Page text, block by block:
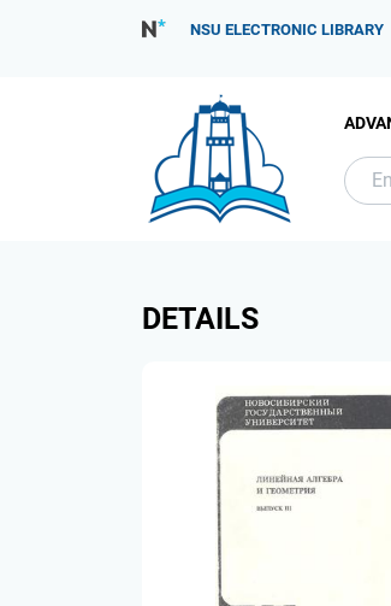
NSU ELECTRONIC LIBRARY
DETAILS